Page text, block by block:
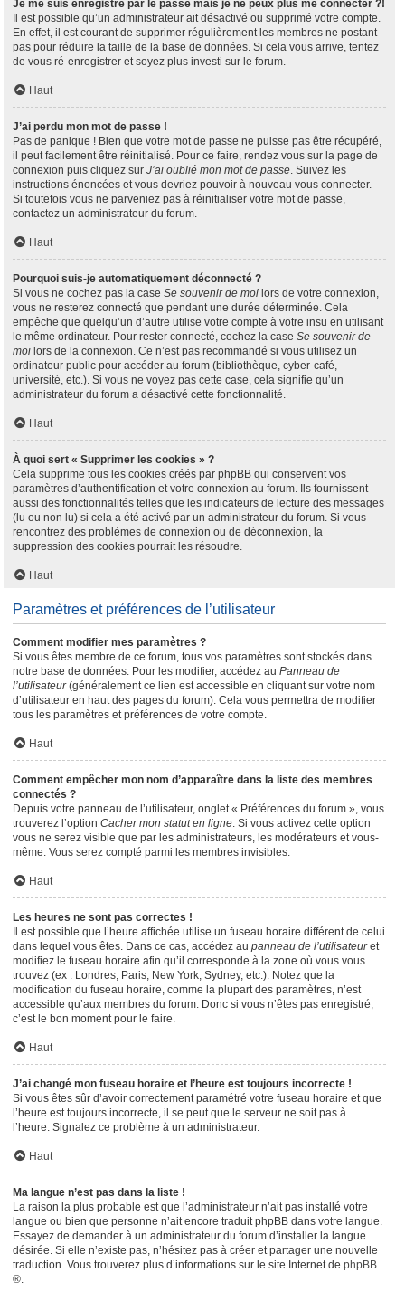
Je me suis enregistré par le passé mais je ne peux plus me connecter ?!
Il est possible qu’un administrateur ait désactivé ou supprimé votre compte.
En effet, il est courant de supprimer régulièrement les membres ne postant
pas pour réduire la taille de la base de données. Si cela vous arrive, tentez
de vous ré-enregistrer et soyez plus investi sur le forum.
Haut
J’ai perdu mon mot de passe !
Pas de panique ! Bien que votre mot de passe ne puisse pas être récupéré,
il peut facilement être réinitialisé. Pour ce faire, rendez vous sur la page de
connexion puis cliquez sur J’ai oublié mon mot de passe. Suivez les
instructions énoncées et vous devriez pouvoir à nouveau vous connecter.
Si toutefois vous ne parveniez pas à réinitialiser votre mot de passe,
contactez un administrateur du forum.
Haut
Pourquoi suis-je automatiquement déconnecté ?
Si vous ne cochez pas la case Se souvenir de moi lors de votre connexion,
vous ne resterez connecté que pendant une durée déterminée. Cela
empêche que quelqu’un d’autre utilise votre compte à votre insu en utilisant
le même ordinateur. Pour rester connecté, cochez la case Se souvenir de
moi lors de la connexion. Ce n’est pas recommandé si vous utilisez un
ordinateur public pour accéder au forum (bibliothèque, cyber-café,
université, etc.). Si vous ne voyez pas cette case, cela signifie qu’un
administrateur du forum a désactivé cette fonctionnalité.
Haut
À quoi sert « Supprimer les cookies » ?
Cela supprime tous les cookies créés par phpBB qui conservent vos
paramètres d’authentification et votre connexion au forum. Ils fournissent
aussi des fonctionnalités telles que les indicateurs de lecture des messages
(lu ou non lu) si cela a été activé par un administrateur du forum. Si vous
rencontrez des problèmes de connexion ou de déconnexion, la
suppression des cookies pourrait les résoudre.
Haut
Paramètres et préférences de l’utilisateur
Comment modifier mes paramètres ?
Si vous êtes membre de ce forum, tous vos paramètres sont stockés dans
notre base de données. Pour les modifier, accédez au Panneau de
l’utilisateur(généralement ce lien est accessible en cliquant sur votre nom
d’utilisateur en haut des pages du forum). Cela vous permettra de modifier
tous les paramètres et préférences de votre compte.
Haut
Comment empêcher mon nom d’apparaître dans la liste des membres
connectés ?
Depuis votre panneau de l’utilisateur, onglet « Préférences du forum », vous
trouverez l’option Cacher mon statut en ligne. Si vous activez cette option
vous ne serez visible que par les administrateurs, les modérateurs et vous-
même. Vous serez compté parmi les membres invisibles.
Haut
Les heures ne sont pas correctes !
Il est possible que l’heure affichée utilise un fuseau horaire différent de celui
dans lequel vous êtes. Dans ce cas, accédez au panneau de l’utilisateuret
modifiez le fuseau horaire afin qu’il corresponde à la zone où vous vous
trouvez (ex : Londres, Paris, New York, Sydney, etc.). Notez que la
modification du fuseau horaire, comme la plupart des paramètres, n’est
accessible qu’aux membres du forum. Donc si vous n’êtes pas enregistré,
c’est le bon moment pour le faire.
Haut
J’ai changé mon fuseau horaire et l’heure est toujours incorrecte !
Si vous êtes sûr d’avoir correctement paramétré votre fuseau horaire et que
l’heure est toujours incorrecte, il se peut que le serveur ne soit pas à
l’heure. Signalez ce problème à un administrateur.
Haut
Ma langue n’est pas dans la liste !
La raison la plus probable est que l’administrateur n’ait pas installé votre
langue ou bien que personne n’ait encore traduit phpBB dans votre langue.
Essayez de demander à un administrateur du forum d’installer la langue
désirée. Si elle n’existe pas, n’hésitez pas à créer et partager une nouvelle
traduction. Vous trouverez plus d’informations sur le site Internet de phpBB
®.